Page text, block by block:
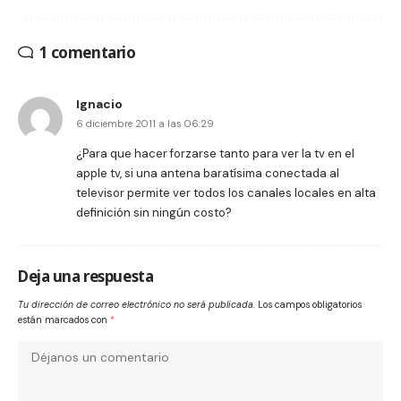
1 comentario
Ignacio
6 diciembre 2011 a las 06:29
¿Para que hacer forzarse tanto para ver la tv en el
apple tv, si una antena baratísima conectada al
televisor permite ver todos los canales locales en alta
definición sin ningún costo?
Deja una respuesta
Tu dirección de correo electrónico no será publicada. Los campos obligatorios
están marcados con *